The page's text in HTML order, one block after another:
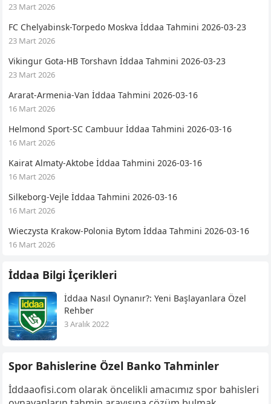
23 Mart 2026
FC Chelyabinsk-Torpedo Moskva İddaa Tahmini 2026-03-23
23 Mart 2026
Vikingur Gota-HB Torshavn İddaa Tahmini 2026-03-23
23 Mart 2026
Ararat-Armenia-Van İddaa Tahmini 2026-03-16
16 Mart 2026
Helmond Sport-SC Cambuur İddaa Tahmini 2026-03-16
16 Mart 2026
Kairat Almaty-Aktobe İddaa Tahmini 2026-03-16
16 Mart 2026
Silkeborg-Vejle İddaa Tahmini 2026-03-16
16 Mart 2026
Wieczysta Krakow-Polonia Bytom İddaa Tahmini 2026-03-16
16 Mart 2026
İddaa Bilgi İçerikleri
İddaa Nasıl Oynanır?: Yeni Başlayanlara Özel
Rehber
3 Aralık 2022
Spor Bahislerine Özel Banko Tahminler
İddaaofisi.com olarak öncelikli amacımız spor bahisleri